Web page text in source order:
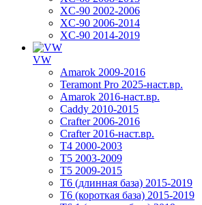
XC-90 2002-2006
XC-90 2006-2014
XC-90 2014-2019
VW
Amarok 2009-2016
Teramont Pro 2025-наст.вр.
Amarok 2016-наст.вр.
Caddy 2010-2015
Crafter 2006-2016
Crafter 2016-наст.вр.
T4 2000-2003
T5 2003-2009
T5 2009-2015
T6 (длинная база) 2015-2019
Т6 (короткая база) 2015-2019